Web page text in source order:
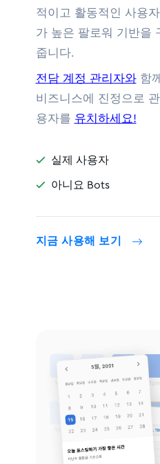
적이고 활동적인 사용
가 높은 팔로워 기반을
줍니다.
전담 계정 관리자와함
비즈니스에 진정으로
용자를 유치하세요!
 실제 사용자
 아니요 Bots
지금 사용해 보기